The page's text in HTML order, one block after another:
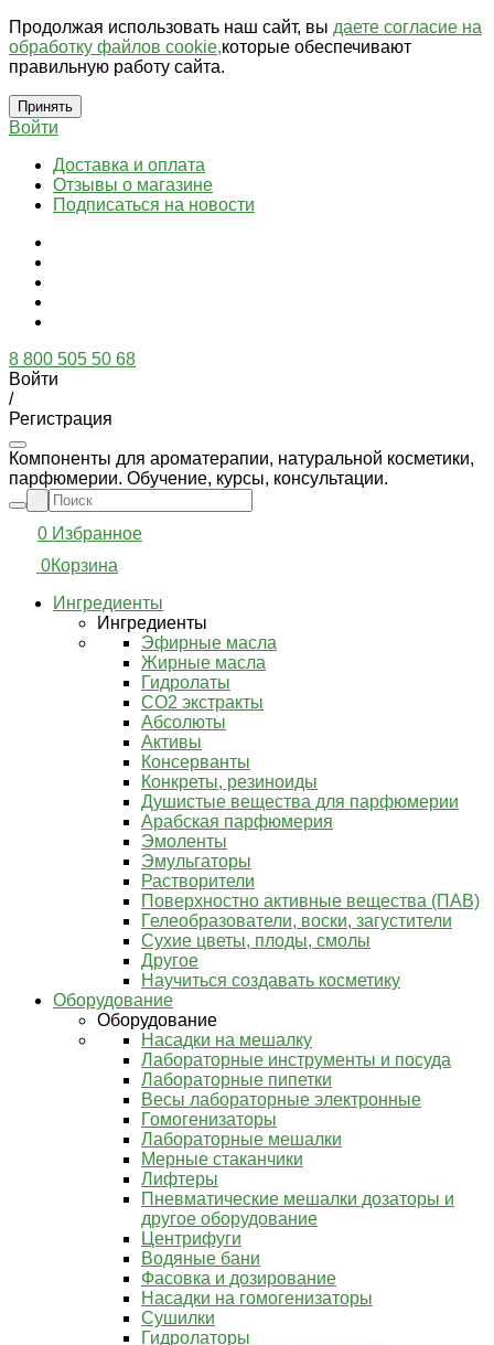
Продолжая использовать наш сайт, вы даете согласие на
обработку файлов cookie,которые обеспечивают
правильную работу сайта.
Принять
Войти
Доставка и оплата
Отзывы о магазине
Подписаться на новости
8 800 505 50 68
Войти
/
Регистрация
Компоненты для ароматерапии, натуральной косметики,
парфюмерии. Обучение, курсы, консультации.
0 Избранное
0Корзина
Ингредиенты
Ингредиенты
Эфирные масла
Жирные масла
Гидролаты
СО2 экстракты
Абсолюты
Активы
Консерванты
Конкреты, резиноиды
Душистые вещества для парфюмерии
Арабская парфюмерия
Эмоленты
Эмульгаторы
Растворители
Поверхностно активные вещества (ПАВ)
Гелеобразователи, воски, загустители
Сухие цветы, плоды, смолы
Другое
Научиться создавать косметику
Оборудование
Оборудование
Насадки на мешалку
Лабораторные инструменты и посуда
Лабораторные пипетки
Весы лабораторные электронные
Гомогенизаторы
Лабораторные мешалки
Мерные стаканчики
Лифтеры
Пневматические мешалки дозаторы и
другое оборудование
Центрифуги
Водяные бани
Фасовка и дозирование
Насадки на гомогенизаторы
Сушилки
Гидролаторы